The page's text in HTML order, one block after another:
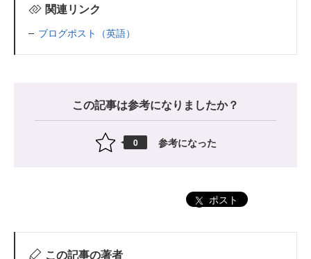
関連リンク
ブログポスト（英語）
この記事は参考になりましたか？
0 参考になった
ポスト
この記事の著者